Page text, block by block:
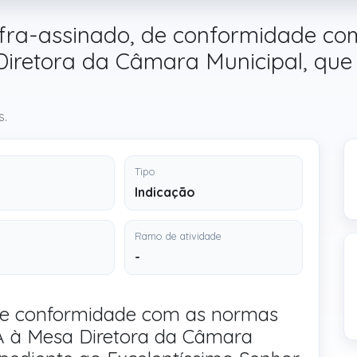
assinado, de conformidade
da Câmara Municipal,
Tipo
Indicação
Ramo de atividade
-
conformidade com as normas
à Mesa Diretora da Câmara